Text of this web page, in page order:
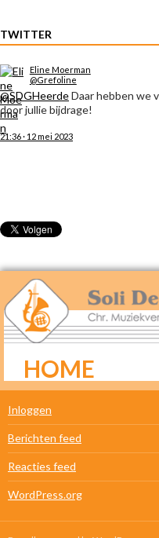
TWITTER
Eline Moerman
@Grefoline
@SDGHeerdeDaar hebben we
door jullie bijdrage!
21:36 · 12 mei 2023
HOME
META
Inloggen
Berichten feed
Reacties feed
WordPress.org